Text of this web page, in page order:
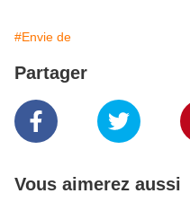
#Envie de
Partager
Vous aimerez aussi